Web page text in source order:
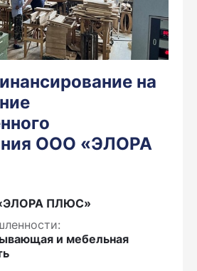
на
ООО «ЭЛОРА
ПЛЮС»
и мебельная